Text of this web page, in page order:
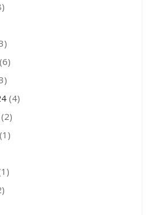
(6)
(4)
(2)
(1)